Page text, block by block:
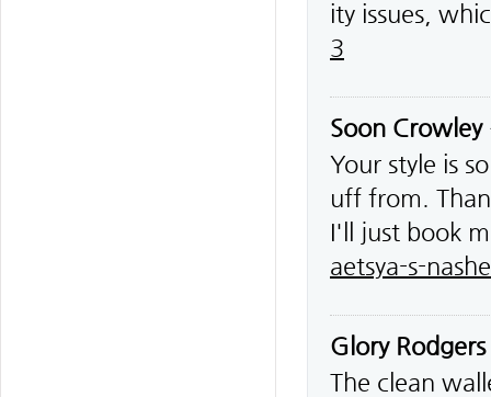
ity issues,
3
Soon Crowley
Your style is
uff from.
I'll just book
aetsya-s-
Glory Rodgers
The clean